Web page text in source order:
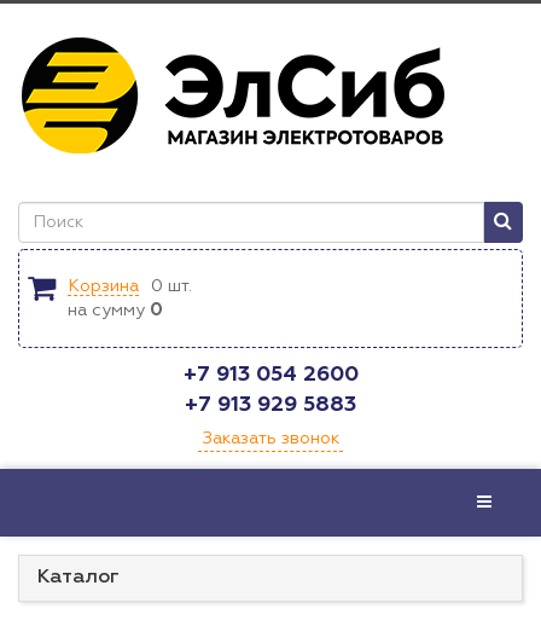
Корзина 0 шт.
на сумму 0
+7 913 054 2600
+7 913 929 5883
Заказать звонок
Меню
Каталог